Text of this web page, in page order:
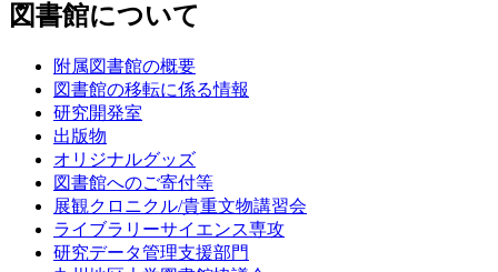
図書館について
附属図書館の概要
図書館の移転に係る情報
研究開発室
出版物
オリジナルグッズ
図書館へのご寄付等
展観クロニクル/貴重文物講習会
ライブラリーサイエンス専攻
研究データ管理支援部門